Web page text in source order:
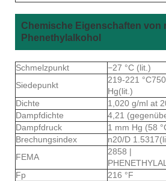
Chemische Eigenschaften von
Phenethylalkohol
Schmelzpunkt
−27 °C (lit.)
Siedepunkt
219-221
Hg(lit.)
Dichte
1,020 g/ml at
Dampfdichte
4,21
Dampfdruck
1 mm Hg (58
Brechungsindex
n20/D
FEMA
2858 |
Fp
216 °F